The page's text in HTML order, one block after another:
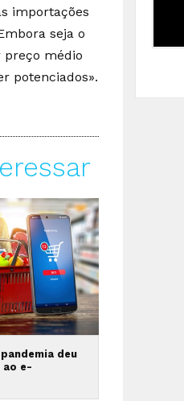
importações
seja o
preço médio
potenciados».
deu
ao e-